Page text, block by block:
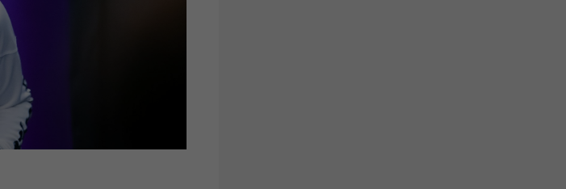
Einstellungen, falls der
dies eingestellt hat.